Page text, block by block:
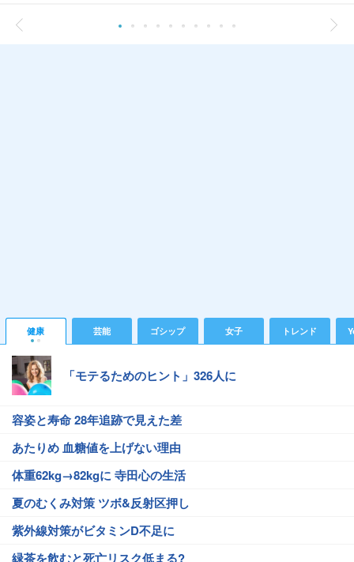
健康 芸能 ゴシップ 女子 トレンド
「モテるためのヒント」326人に
容姿と寿命 28年追跡で見えた差
あたりめ 血糖値を上げない理由
体重62kg→82kgに 寺田心の生活
夏のむくみ対策 ツボ&反射区押し
紫外線対策がビタミンD不足に
緑茶を飲むと死亡リスク低まる?